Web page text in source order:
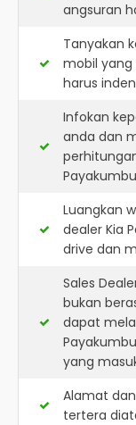
angsuran
Tanyakan
mobil yang
harus
Infokan
anda dan
Luangkan
dealer Kia
drive dan
Sales
bukan
dapat
yang
Alamat
tertera